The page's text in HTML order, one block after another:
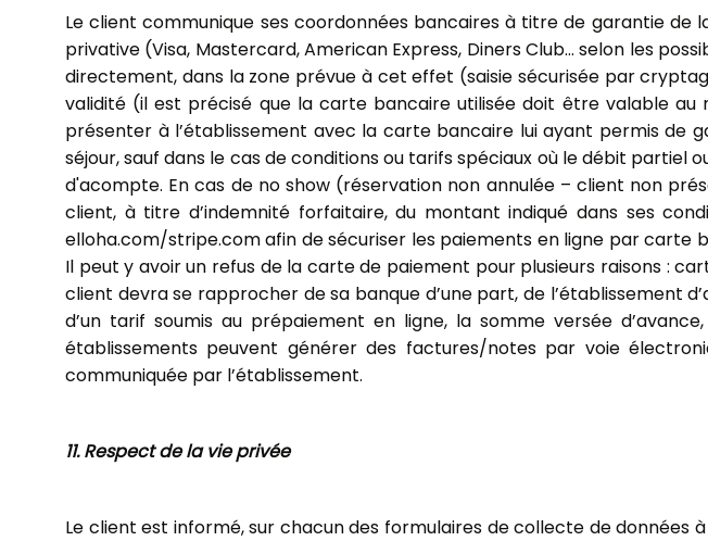
Le client communique ses coordonnées bancaires à titre de garantie
privative (Visa, Mastercard, American Express, Diners Club… selon les
directement, dans la zone prévue à cet effet (saisie sécurisée par
validité (il est précisé que la carte bancaire utilisée doit être valable
présenter à l’établissement avec la carte bancaire lui ayant permis de
séjour, sauf dans le cas de conditions ou tarifs spéciaux où le débit
d'acompte. En cas de no show (réservation non annulée – client non
client, à titre d’indemnité forfaitaire, du montant indiqué dans ses
elloha.com/stripe.com afin de sécuriser les paiements en ligne par
Il peut y avoir un refus de la carte de paiement pour plusieurs raisons :
client devra se rapprocher de sa banque d’une part, de l’établissement
d’un tarif soumis au prépaiement en ligne, la somme versée
établissements peuvent générer des factures/notes par voie
communiquée par l’établissement.
11. Respect de la vie privée
Le client est informé, sur chacun des formulaires de collecte de